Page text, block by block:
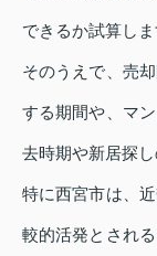
できるか試算しま
そのうえで、売
する期間や、マ
去時期や新居探
特に西宮市は、
較的活発とされ